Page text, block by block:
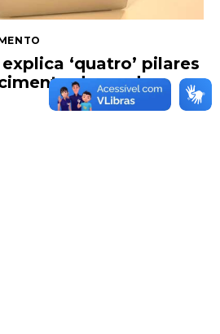
‘quatro’ pilares
de modo